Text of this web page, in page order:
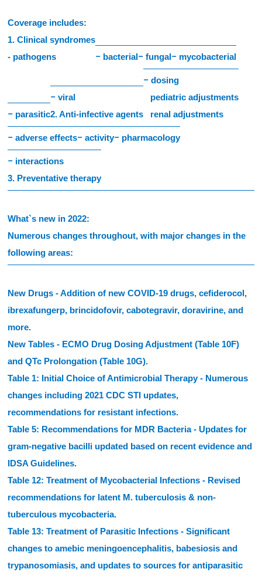
Coverage includes:
1. Clinical syndromes
- pathogens
- bacterial-fungal- mycobacterial
- parasitic
-viral
2. Anti-infective agents
-dosing
pediatric adjustments
renal adjustments
-adverse effects-activity- pharmacology
- interactions
3. Preventative therapy
What`s new in 2022:
Numerous changes throughout, with major changes in the
following areas:
New Drugs -Addition of new COVID-19 drugs, cefiderocol,
ibrexafungerp, brincidofovir, cabotegravir, doravirine, and
more.
New Tables - ECMO Drug Dosing Adjustment (Table 10F)
and QTc Prolongation (Table 10G).
Table 1: Initial Choice of Antimicrobial Therapy - Numerous
changes including 2021 CDC STI updates,
recommendations for resistant infections.
Table 5: Recommendations for MDR Bacteria - Updates for
gram-negative bacilli updated based on recent evidence and
IDSA Guidelines.
Table 12: Treatment of Mycobacterial Infections - Revised
recommendations for latent M. tuberculosis & non-
tuberculous mycobacteria.
Table 13: Treatment of Parasitic Infections -Significant
changes to amebic meningoencephalitis, babesiosis and
trypanosomiasis, and updates to sources for antiparasitic